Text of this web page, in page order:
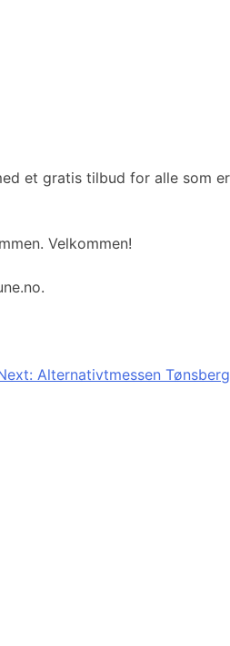
et gratis tilbud for alle som er
Velkommen!
Alternativtmessen Tønsberg